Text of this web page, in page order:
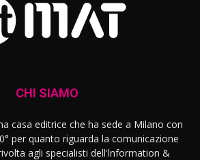
CHI SIAMO
casa editrice che ha sede a Milano con
per quanto riguarda la comunicazione
agli specialisti dell'lnformation &